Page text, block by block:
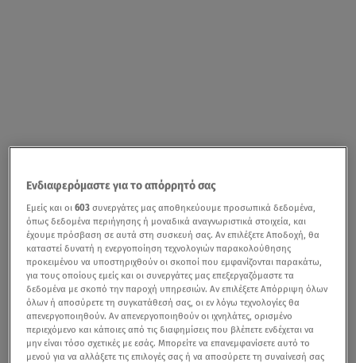
Ενδιαφερόμαστε για το απόρρητό σας
Εμείς και οι603 συνεργάτες μας αποθηκεύουμε προσωπικά δεδομένα,
όπως δεδομένα περιήγησης ή μοναδικά αναγνωριστικά στοιχεία, και
έχουμε πρόσβαση σε αυτά στη συσκευή σας. Αν επιλέξετε Αποδοχή, θα
καταστεί δυνατή η ενεργοποίηση τεχνολογιών παρακολούθησης
προκειμένου να υποστηριχθούν οι σκοποί που εμφανίζονται παρακάτω,
για τους οποίους εμείς και οι συνεργάτες μας επεξεργαζόμαστε τα
δεδομένα με σκοπό την παροχή υπηρεσιών. Αν επιλέξετε Απόρριψη όλων
όλων ή αποσύρετε τη συγκατάθεσή σας, οι εν λόγω τεχνολογίες θα
απενεργοποιηθούν. Αν απενεργοποιηθούν οι ιχνηλάτες, ορισμένο
περιεχόμενο και κάποιες από τις διαφημίσεις που βλέπετε ενδέχεται να
μην είναι τόσο σχετικές με εσάς. Μπορείτε να επανεμφανίσετε αυτό το
μενού για να αλλάξετε τις επιλογές σας ή να αποσύρετε τη συναίνεσή σας